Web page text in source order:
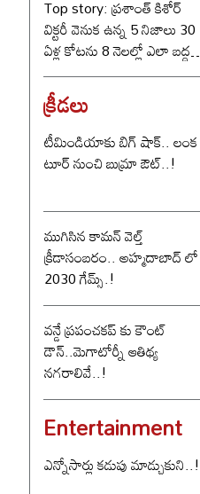
Top story: ప్రశాంత్ కిశోర్
విక్టరీ వెనుక ఉన్న 5 నిజాలు 30
ఏళ్ల కోటను 8 నెలల్లో ఎలా బద్దలు
కొట్టాడు..? ఆ ఒక్క మాటతోనే
బీజేపీ ఓడిపోయిందా..?
క్రీడలు
టీమిండియాకు బిగ్ షాక్.. లంక
టూర్ నుంచి బుమ్రా ఔట్..!
ముగిసిన కామన్ వెల్త్
క్రీడాసంబరం.. అహ్మదాబాద్ లో
2030 గేమ్స్.!
వన్డే ప్రపంచకప్ కు కౌంట్
డౌన్..మెగాటోర్నీ ఆతిథ్య
నగరాలివే..!
Entertainment
ఎన్నోసార్లు కడుపు మాడ్చుకుని..!